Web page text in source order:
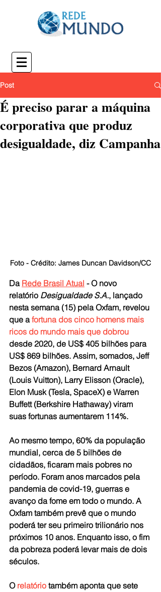
Post
É preciso parar a máquina
corporativa que produz
desigualdade, diz Campanha
Foto - Crédito: James Duncan Davidson/CC
Da Rede Brasil Atual - O novo
relatório Desigualdade S.A., lançado
nesta semana (15) pela Oxfam, revelou
que a fortuna dos cinco homens mais
ricos do mundo mais que dobrou
desde 2020, de US$ 405 bilhões para
US$ 869 bilhões. Assim, somados, Jeff
Bezos (Amazon), Bernard Arnault
(Louis Vuitton), Larry Elisson (Oracle),
Elon Musk (Tesla, SpaceX) e Warren
Buffett (Berkshire Hathaway) viram
suas fortunas aumentarem 114%.
Ao mesmo tempo, 60% da população
mundial, cerca de 5 bilhões de
cidadãos, ficaram mais pobres no
período. Foram anos marcados pela
pandemia de covid-19, guerras e
avanço da fome em todo o mundo. A
Oxfam também prevê que o mundo
poderá ter seu primeiro trilionário nos
próximos 10 anos. Enquanto isso, o fim
da pobreza poderá levar mais de dois
séculos.
O relatório também aponta que sete